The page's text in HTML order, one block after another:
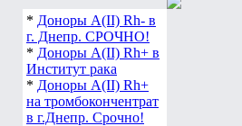
* Доноры А(ІІ) Rh- в
г. Днепр. СРОЧНО!
* Доноры А(ІІ) Rh+ в
Институт рака
* Доноры А(ІІ) Rh+
на тромбокончентрат
в г.Днепр. Срочно!